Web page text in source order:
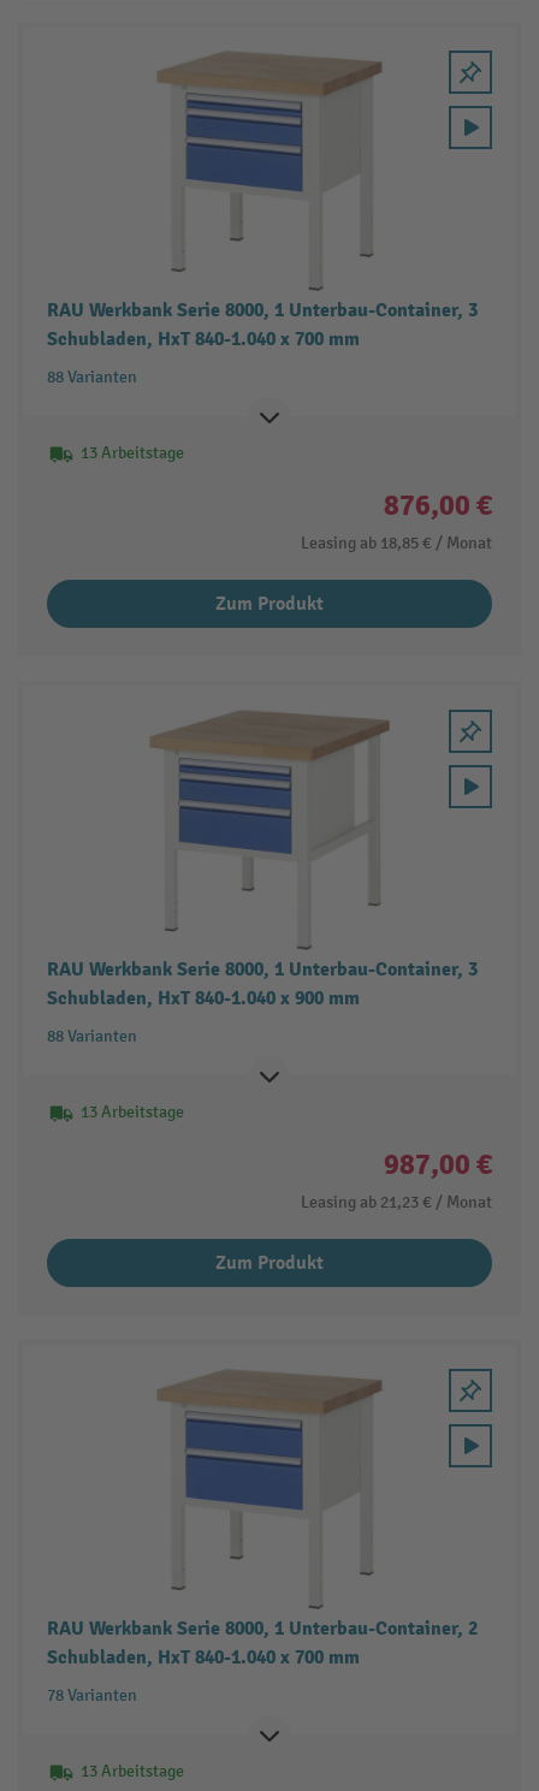
RAU Werkbank Serie 8000, 1 Unterbau-Container, 3
Schubladen, HxT 840-1.040 x 700 mm
88 Varianten
13 Arbeitstage
876,00 €
Leasing ab 18,85 € / Monat
Zum Produkt
RAU Werkbank Serie 8000, 1 Unterbau-Container, 3
Schubladen, HxT 840-1.040 x 900 mm
88 Varianten
13 Arbeitstage
987,00 €
Leasing ab 21,23 € / Monat
Zum Produkt
RAU Werkbank Serie 8000, 1 Unterbau-Container, 2
Schubladen, HxT 840-1.040 x 700 mm
78 Varianten
13 Arbeitstage